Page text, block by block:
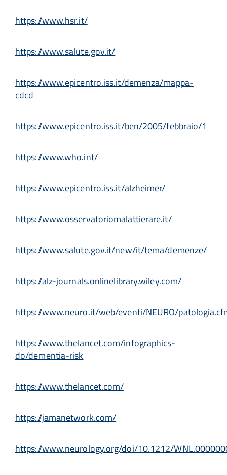
https://www.hsr.it/
https://www.salute.gov.it/
https://www.epicentro.iss.it/demenza/mappa-
cdcd
https://www.epicentro.iss.it/ben/2005/febbraio/1
https://www.who.int/
https://www.epicentro.iss.it/alzheimer/
https://www.osservatoriomalattierare.it/
https://www.salute.gov.it/new/it/tema/demenze/
https://alz-journals.onlinelibrary.wiley.com/
https://www.neuro.it/web/eventi/NEURO/
https://www.thelancet.com/infographics-
do/dementia-risk
https://www.thelancet.com/
https://jamanetwork.com/
https://www.neurology.org/doi/10.1212/